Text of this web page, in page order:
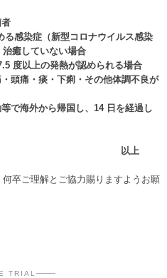
者
る感染症（新型コロナウイルス感染
癒していない場合
度以上の発熱が認められる場合
頭痛・痰・下痢・その他体調不良が
で海外から帰国し、14 日を経過し
以上
卒ご理解とご協力賜りますようお願
TRIAL